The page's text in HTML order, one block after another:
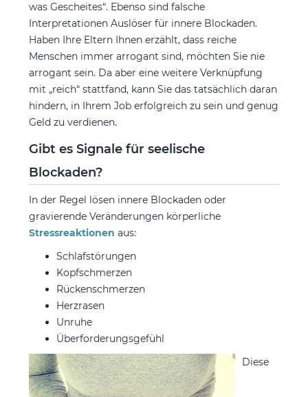
was Gescheites“. Ebenso sind falsche
Interpretationen Auslöser für innere Blockaden.
Haben Ihre Eltern Ihnen erzählt, dass reiche
Menschen immer arrogant sind, möchten Sie nie
arrogant sein. Da aber eine weitere Verknüpfung
mit „reich“ stattfand, kann Sie das tatsächlich daran
hindern, in Ihrem Job erfolgreich zu sein und genug
Geld zu verdienen.
Gibt es Signale für seelische
Blockaden?
In der Regel lösen innere Blockaden oder
gravierende Veränderungen körperliche
Stressreaktionen aus:
Schlafstörungen
Kopfschmerzen
Rückenschmerzen
Herzrasen
Unruhe
Überforderungsgefühl
Diese